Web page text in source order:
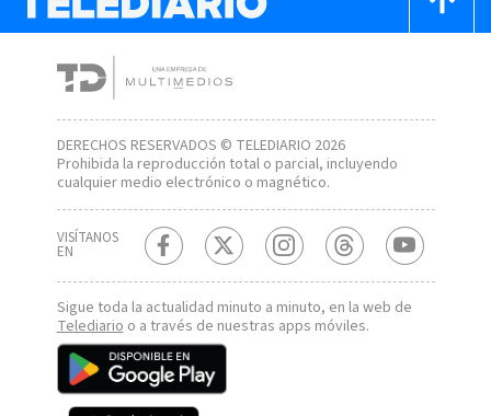
DERECHOS RESERVADOS © TELEDIARIO 2026
Prohibida la reproducción total o parcial, incluyendo
cualquier medio electrónico o magnético.
VISÍTANOS
EN
Sigue toda la actualidad minuto a minuto, en la web de
Telediario o a través de nuestras apps móviles.